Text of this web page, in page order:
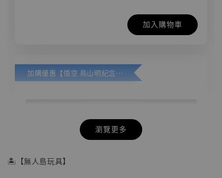
加入購物車
加購優惠【悟空 鳥山明紀念款 [奇蹟工作室]】
瀏覽更多
🏝【無人島玩具】